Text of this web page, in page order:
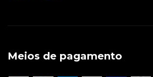
Meios de pagamento